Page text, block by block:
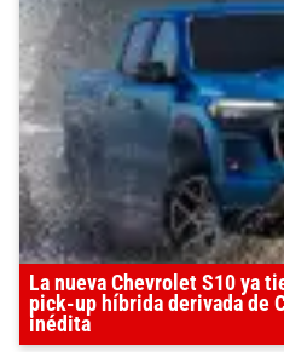
La nueva Chevrolet S10 ya
pick-up híbrida derivada de
inédita